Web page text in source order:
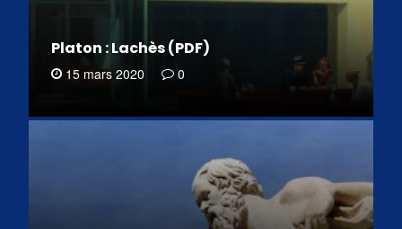
Platon : Lachès (PDF)
15 mars 2020 0